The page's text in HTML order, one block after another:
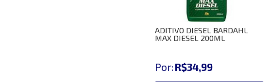
ADITIVO DIESEL BARDAHL
MAX DIESEL 200ML
Por: R$34,99